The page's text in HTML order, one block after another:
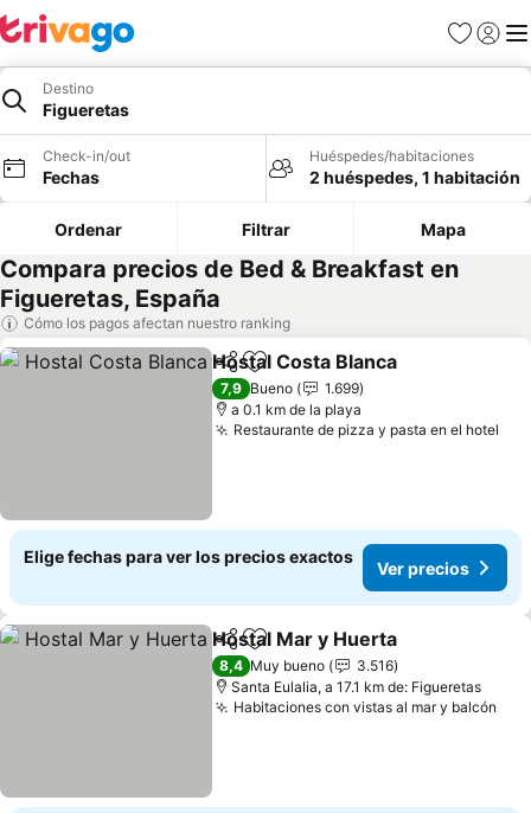
Favoritos
Iniciar
Destino
Figueretas
Check-in/out
Fechas
Huéspedes/habitaciones
2 huéspedes, 1 habitación
Ordenar Filtrar Mapa
Compara precios de Bed & Breakfast en
Figueretas, España
Cómo los pagos afectan nuestro ranking
CompartirAgregar a favoritos
Hostal Costa Blanca
7,9 Bueno
1.699
a 0.1 km de la playa
Restaurante de pizza y pasta en el hotel
Elige fechas para ver los precios exactos
Ver precios
CompartirAgregar a favoritos
Hostal Mar y Huerta
8,4 Muy bueno
3.516
Santa Eulalia, a 17.1 km de: Figueretas
Habitaciones con vistas al mar y balcón